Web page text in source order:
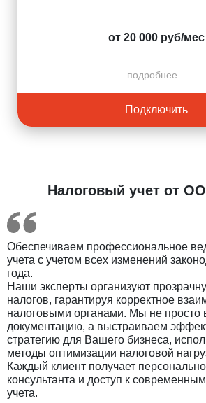
от 20 000 руб/мес
подробнее...
Подключить
Налоговый учет от
Обеспечиваем профессиональное
учета с учетом всех изменений
года.
Наши эксперты организуют
налогов, гарантируя корректное
налоговыми органами. Мы не просто
документацию, а выстраиваем
стратегию для Вашего бизнеса,
методы оптимизации налоговой
Каждый клиент получает
консультанта и доступ к
учета.